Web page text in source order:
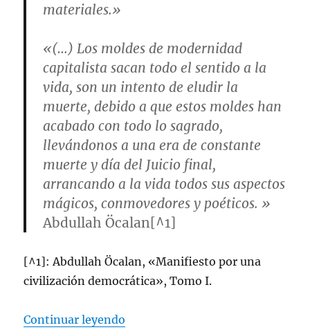
materiales.»
«(…) Los moldes de modernidad
capitalista sacan todo el sentido a la
vida, son un intento de eludir la
muerte, debido a que estos moldes han
acabado con todo lo sagrado,
llevándonos a una era de constante
muerte y día del Juicio final,
arrancando a la vida todos sus aspectos
mágicos, conmovedores y poéticos. »
Abdullah Öcalan[^1]
[^1]: Abdullah Öcalan, «Manifiesto por una
civilización democrática», Tomo I.
Continuar leyendo